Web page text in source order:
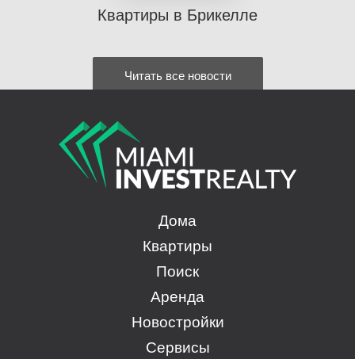
Квартиры в Брикелле
Читать все новости
Дома
Квартиры
Поиск
Аренда
Новостройки
Сервисы